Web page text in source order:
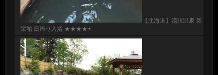
【北海道】濁川温泉 新
栄館 日帰り入浴 ★★★★+